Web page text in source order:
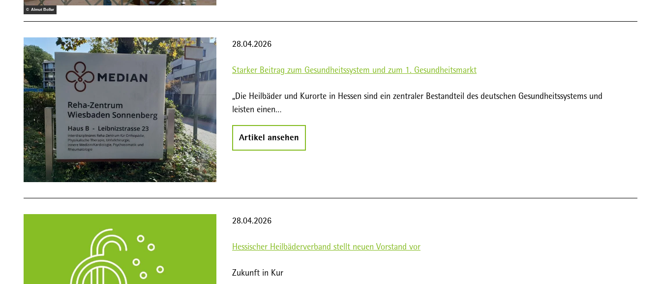
© Almut Boller
28.04.2026
Starker Beitrag zum Gesundheitssystem und zum 1. Gesundheitsmarkt
„Die Heilbäder und Kurorte in Hessen sind ein zentraler Bestandteil des deutschen Gesundheitssystems und
leisten einen…
Artikel ansehen
28.04.2026
Hessischer Heilbäderverband stellt neuen Vorstand vor
Zukunft in Kur